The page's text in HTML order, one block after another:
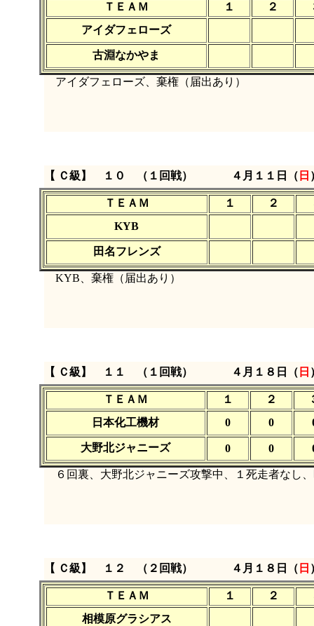
ＴＥＡＭ １ ２
アイダフェローズ
古淵なかやま
アイダフェローズ、棄権（届出あり）
【 Ｃ級】 １０ （１回戦） ４月１１日（ 日
ＴＥＡＭ １ ２
KYB
田名フレンズ
KYB、棄権（届出あり）
【 Ｃ級】 １１ （１回戦） ４月１８日（ 日
ＴＥＡＭ １ ２
日本化工機材
0 0
大野北ジャニーズ 0 0
６回裏、大野北ジャニーズ攻撃中、１死走者なし
【 Ｃ級】 １２ （２回戦） ４月１８日（ 日
ＴＥＡＭ １ ２
相模原グラシアス